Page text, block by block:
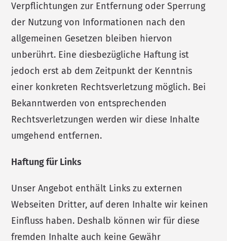
Verpflichtungen zur Entfernung oder Sperrung
der Nutzung von Informationen nach den
allgemeinen Gesetzen bleiben hiervon
unberührt. Eine diesbezügliche Haftung ist
jedoch erst ab dem Zeitpunkt der Kenntnis
einer konkreten Rechtsverletzung möglich. Bei
Bekanntwerden von entsprechenden
Rechtsverletzungen werden wir diese Inhalte
umgehend entfernen.
Haftung für Links
Unser Angebot enthält Links zu externen
Webseiten Dritter, auf deren Inhalte wir keinen
Einfluss haben. Deshalb können wir für diese
fremden Inhalte auch keine Gewähr